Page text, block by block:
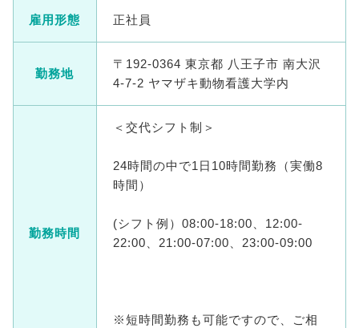
雇用形態 正社員
勤務地
〒192-0364 東京都 八王子市 南大沢
4-7-2 ヤマザキ動物看護大学内
勤務時間
＜交代シフト制＞
24時間の中で1日10時間勤務（実働8
時間）
(シフト例）08:00-18:00、12:00-
22:00、21:00-07:00、23:00-09:00
※短時間勤務も可能ですので、ご相